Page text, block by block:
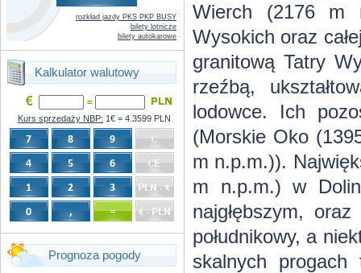
Wierch (2176 m
Wysokich oraz
granitową Tatry
rzeźbą,
lodowce. Ich
(Morskie Oko
m n.p.m.)).
m n.p.m.) w
najgłębszym,
południkowy, a
skalnych
rozkład jazdy PKS PKP BUSY
bilety lotnicze
bilety autokarowe
Kalkulator walutowy
=
Kurs sprzedaży NBP: 1€ = 4.3599 PLN
Prognoza pogody